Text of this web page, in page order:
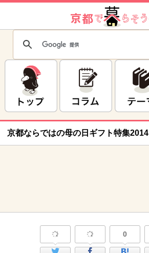
京都ならではの母の日ギフト特集2014
0